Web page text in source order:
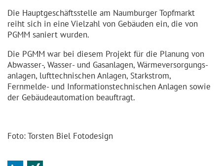
Die Hauptge­schäfts­stelle am Naumburger Topfmarkt
reiht sich in eine Vielzahl von Gebäuden ein, die von
PGMM saniert wurden.
Die PGMM war bei diesem Projekt für die Planung von
Abwasser-, Wasser- und Gasanlagen, Wärmever­sor­gungs­
anlagen, lufttech­nischen Anlagen, Starkstrom,
Fernmelde- und Informa­ti­ons­tech­nischen Anlagen sowie
der Gebäude­au­to­mation beauftragt.
Foto: Torsten Biel Fotodesign